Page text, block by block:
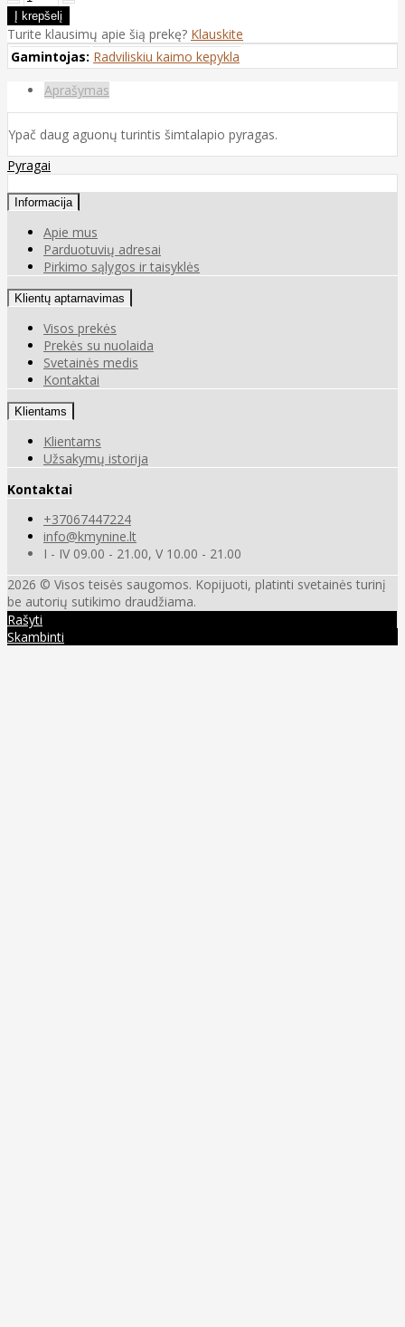
Turite klausimų apie šią prekę? Klauskite
Gamintojas: Radviliskiu kaimo kepykla
Aprašymas
Ypač daug aguonų turintis šimtalapio pyragas.
Pyragai
Informacija
Apie mus
Parduotuvių adresai
Pirkimo sąlygos ir taisyklės
Klientų aptarnavimas
Visos prekės
Prekės su nuolaida
Svetainės medis
Kontaktai
Klientams
Klientams
Užsakymų istorija
Kontaktai
+37067447224
info@kmynine.lt
I - IV 09.00 - 21.00, V 10.00 - 21.00
2026 © Visos teisės saugomos. Kopijuoti, platinti svetainės turinį
be autorių sutikimo draudžiama.
Rašyti
Skambinti